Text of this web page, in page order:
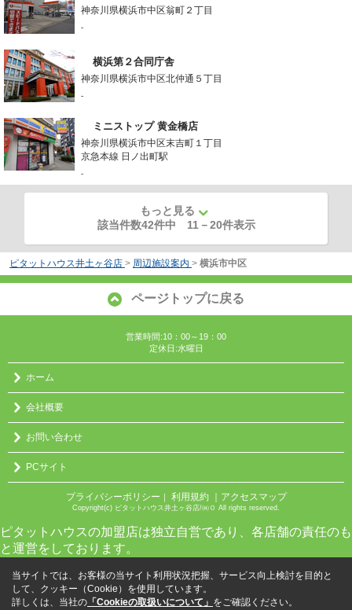
神奈川県横浜市中区翁町２丁目
-
横浜第２合同庁舎
神奈川県横浜市中区北仲通５丁目
-
ミニストップ 黄金橋店
神奈川県横浜市中区末吉町１丁目
京急本線 日ノ出町駅
-
もっと見る
該当件数42件中 11 －20件表示
ピタットハウス井土ヶ谷店 > 周辺施設案内 > 横浜市中区
ページトップに戻る
営業時間:10：00～19：00
定休日:水曜日
ホーム
会社概要
お問い合わせ
PCサイト
プライバシーポリシー ｜ 利用規約 ｜アクセスマップ
Copyright(c) ピタットハウス井土ヶ谷店/㈱０ All rights reserved.
ピタットハウスの加盟店は独立自営であり、各店舗の責任のも
と運営をしております。
当サイトでは、お客様の当サイト利用状況把握、サービス向上検討を目的と
して、クッキー（Cookie）を使用しています。
詳しくは、当社の 「Cookieの取扱いについて」 をご確認ください。